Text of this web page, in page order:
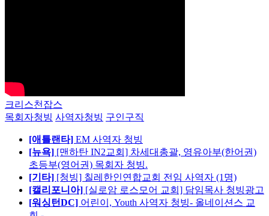
크리스천잡스
목회자청빙 사역자청빙 구인구직
[애틀랜타] EM 사역자 청빙
[뉴욕] [맨하탄 IN2교회] 차세대총괄, 영유아부(한어권)
초등부(영어권) 목회자 청빙.
[기타] [청빙] 칠레한인연합교회 전임 사역자 (1명)
[캘리포니아] [실로암 로스모어 교회] 담임목사 청빙광고
[워싱턴DC] 어린이, Youth 사역자 청빙- 올네이션스 교